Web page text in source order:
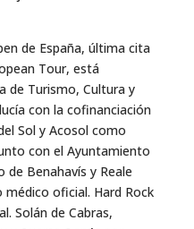
de España, última cita
Tour, está
de Turismo, Cultura y
con la cofinanciación
Sol y Acosol como
con el Ayuntamiento
Benahavís y Reale
médico oficial. Hard Rock
Solán de Cabras,